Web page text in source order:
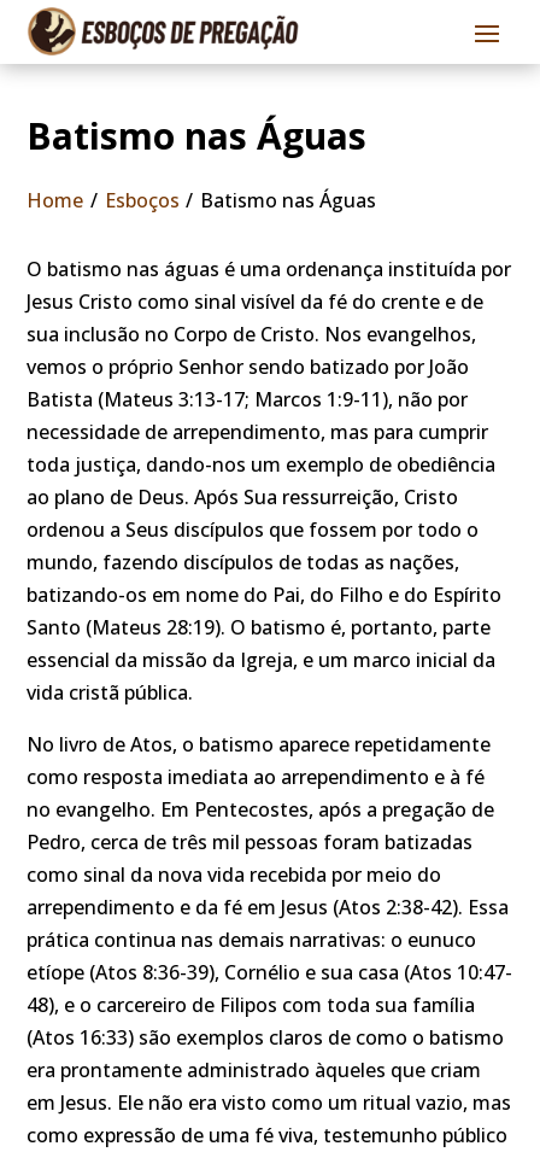
Batismo nas Águas
Home / Esboços / Batismo nas Águas
O batismo nas águas é uma ordenança instituída por
Jesus Cristo como sinal visível da fé do crente e de
sua inclusão no Corpo de Cristo. Nos evangelhos,
vemos o próprio Senhor sendo batizado por João
Batista (Mateus 3:13-17; Marcos 1:9-11), não por
necessidade de arrependimento, mas para cumprir
toda justiça, dando-nos um exemplo de obediência
ao plano de Deus. Após Sua ressurreição, Cristo
ordenou a Seus discípulos que fossem por todo o
mundo, fazendo discípulos de todas as nações,
batizando-os em nome do Pai, do Filho e do Espírito
Santo (Mateus 28:19). O batismo é, portanto, parte
essencial da missão da Igreja, e um marco inicial da
vida cristã pública.
No livro de Atos, o batismo aparece repetidamente
como resposta imediata ao arrependimento e à fé
no evangelho. Em Pentecostes, após a pregação de
Pedro, cerca de três mil pessoas foram batizadas
como sinal da nova vida recebida por meio do
arrependimento e da fé em Jesus (Atos 2:38-42). Essa
prática continua nas demais narrativas: o eunuco
etíope (Atos 8:36-39), Cornélio e sua casa (Atos 10:47-
48), e o carcereiro de Filipos com toda sua família
(Atos 16:33) são exemplos claros de como o batismo
era prontamente administrado àqueles que criam
em Jesus. Ele não era visto como um ritual vazio, mas
como expressão de uma fé viva, testemunho público